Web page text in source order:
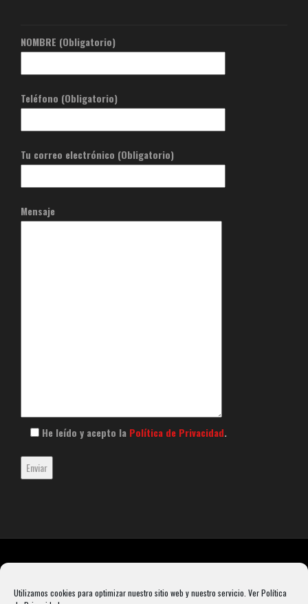
Utilizamos cookies para optimizar nuestro sitio web y nuestro servicio. Ver Política
NOMBRE (Obligatorio)
Teléfono (Obligatorio)
Tu correo electrónico (Obligatorio)
Mensaje
He leído y acepto la Política de Privacidad.